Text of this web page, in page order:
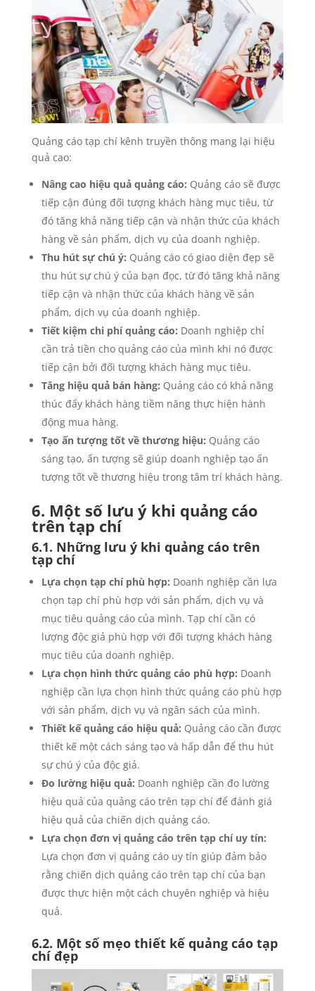
Quảng cáo tạp chí kênh truyền thông mang lại hiệu
quả cao:
Nâng cao hiệu quả quảng cáo: Quảng cáo sẽ được
tiếp cận đúng đối tượng khách hàng mục tiêu, từ
đó tăng khả năng tiếp cận và nhận thức của khách
hàng về sản phẩm, dịch vụ của doanh nghiệp.
Thu hút sự chú ý: Quảng cáo có giao diện đẹp sẽ
thu hút sự chú ý của bạn đọc, từ đó tăng khả năng
tiếp cận và nhận thức của khách hàng về sản
phẩm, dịch vụ của doanh nghiệp.
Tiết kiệm chi phí quảng cáo: Doanh nghiệp chỉ
cần trả tiền cho quảng cáo của mình khi nó được
tiếp cận bởi đối tượng khách hàng mục tiêu.
Tăng hiệu quả bán hàng: Quảng cáo có khả năng
thúc đẩy khách hàng tiềm năng thực hiện hành
động mua hàng.
Tạo ấn tượng tốt về thương hiệu: Quảng cáo
sáng tạo, ấn tượng sẽ giúp doanh nghiệp tạo ấn
tượng tốt về thương hiệu trong tâm trí khách hàng.
6. Một số lưu ý khi quảng cáo
trên tạp chí
6.1. Những lưu ý khi quảng cáo trên
tạp chí
Lựa chọn tạp chí phù hợp: Doanh nghiệp cần lựa
chọn tạp chí phù hợp với sản phẩm, dịch vụ và
mục tiêu quảng cáo của mình. Tạp chí cần có
lượng độc giả phù hợp với đối tượng khách hàng
mục tiêu của doanh nghiệp.
Lựa chọn hình thức quảng cáo phù hợp: Doanh
nghiệp cần lựa chọn hình thức quảng cáo phù hợp
với sản phẩm, dịch vụ và ngân sách của mình.
Thiết kế quảng cáo hiệu quả: Quảng cáo cần được
thiết kế một cách sáng tạo và hấp dẫn để thu hút
sự chú ý của độc giả.
Đo lường hiệu quả: Doanh nghiệp cần đo lường
hiệu quả của quảng cáo trên tạp chí để đánh giá
hiệu quả của chiến dịch quảng cáo.
Lựa chọn đơn vị quảng cáo trên tạp chí uy tín:
Lựa chọn đơn vị quảng cáo uy tín giúp đảm bảo
rằng chiến dịch quảng cáo trên tạp chí của bạn
được thực hiện một cách chuyên nghiệp và hiệu
quả.
6.2. Một số mẹo thiết kế quảng cáo tạp
chí đẹp